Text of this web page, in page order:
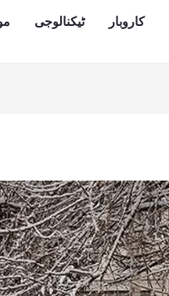
کاروبار ٹیکنالوجی